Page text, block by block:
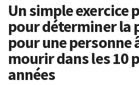
Un simple exercice
pour déterminer la
pour une personne
mourir dans les 10
années